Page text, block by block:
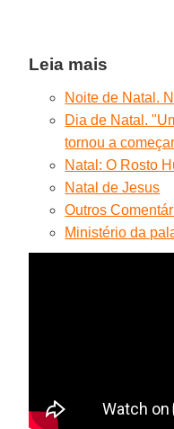
Leia mais
Noite de Natal.
Dia de Natal.
tornou a
Natal: O Rosto
Natal de Jesus
Outros
Ministério da